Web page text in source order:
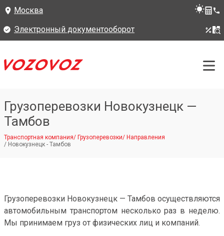
Москва
Электронный документооборот
Грузоперевозки Новокузнецк —
Тамбов
Транспортная компания/ Грузоперевозки/ Направления
/ Новокузнецк - Тамбов
Грузоперевозки Новокузнецк — Тамбов осуществляются
автомобильным транспортом несколько раз в неделю.
Мы принимаем груз от физических лиц и компаний.